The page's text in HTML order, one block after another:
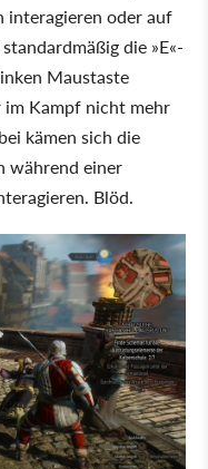
interagieren oder auf
die »E«-
Maustaste
im Kampf nicht mehr
kämen sich die
während einer
Blöd.